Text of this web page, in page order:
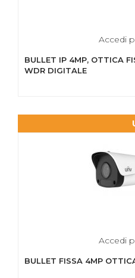
Accedi
BULLET IP 4MP, OTTICA
WDR DIGITALE
Accedi
BULLET FISSA 4MP